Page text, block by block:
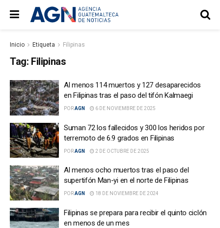
Inicio Etiqueta Filipinas
Tag: Filipinas
Al menos 114 muertos y 127 desaparecidos
en Filipinas tras el paso del tifón Kalmaegi
PORAGN 6 DE NOVIEMBRE DE 2025
Suman 72 los fallecidos y 300 los heridos por
terremoto de 6.9 grados en Filipinas
PORAGN 2 DE OCTUBRE DE 2025
Al menos ocho muertos tras el paso del
supertifón Man-yi en el norte de Filipinas
PORAGN 18 DE NOVIEMBRE DE 2024
Filipinas se prepara para recibir el quinto ciclón
en menos de un mes